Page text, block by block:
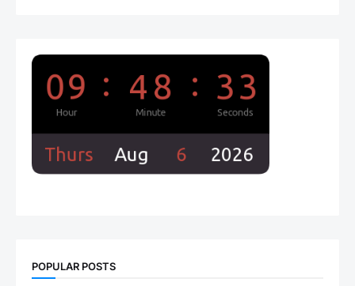
POPULAR POSTS